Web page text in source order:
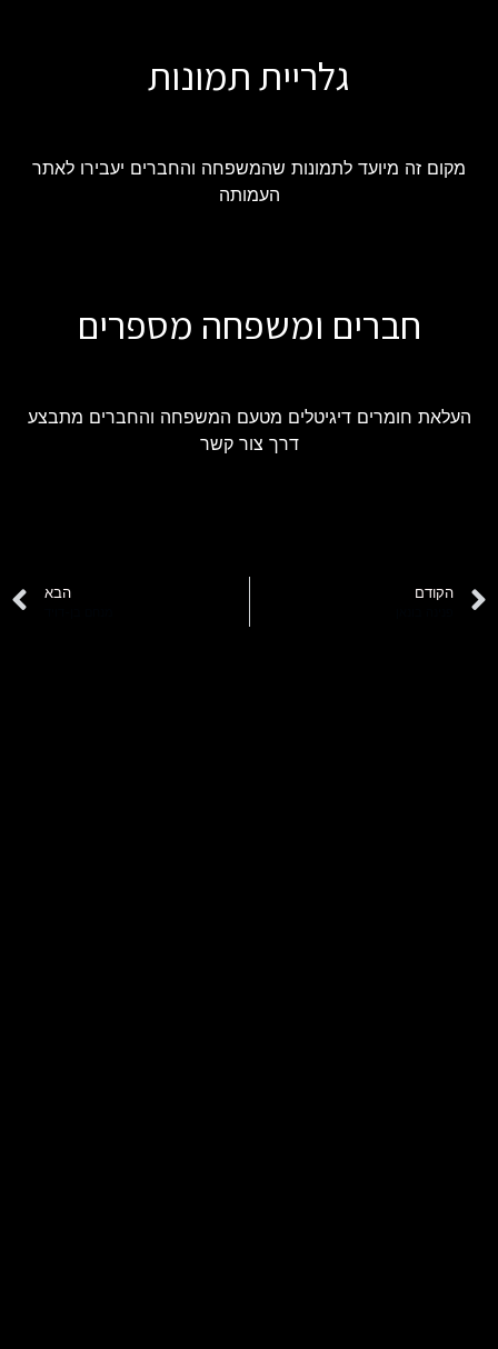
גלריית תמונות
מקום זה מיועד לתמונות שהמשפחה והחברים יעבירו לאתר
העמותה
חברים ומשפחה מספרים
העלאת חומרים דיגיטלים מטעם המשפחה והחברים מתבצע
דרך צור קשר
הקודם הבא